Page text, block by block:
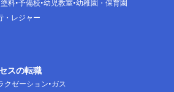
料 予備校 幼児教室 幼稚園・保育園
・レジャー
スの転職
クゼーション ガス